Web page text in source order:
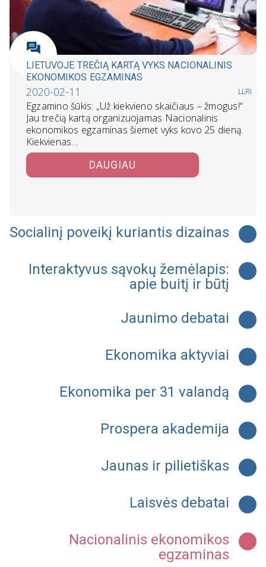
LIETUVOJE TREČIĄ KARTĄ VYKS NACIONALINIS
EKONOMIKOS EGZAMINAS
2020-02-11 LLRI
Egzamino šūkis: „Už kiekvieno skaičiaus – žmogus!“
Jau trečią kartą organizuojamas Nacionalinis
ekonomikos egzaminas šiemet vyks kovo 25 dieną.
Kiekvienas…
DAUGIAU
Socialinį poveikį kuriantis dizainas
Interaktyvus sąvokų žemėlapis:
apie buitį ir būtį
Jaunimo debatai
Ekonomika aktyviai
Ekonomika per 31 valandą
Prospera akademija
Jaunas ir pilietiškas
Laisvės debatai
Nacionalinis ekonomikos
egzaminas